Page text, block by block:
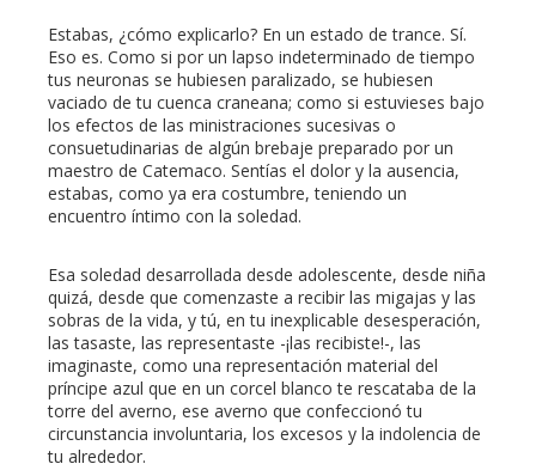
Estabas, ¿cómo explicarlo? En un estado de trance. Sí.
Eso es. Como si por un lapso indeterminado de tiempo
tus neuronas se hubiesen paralizado, se hubiesen
vaciado de tu cuenca craneana; como si estuvieses bajo
los efectos de las ministraciones sucesivas o
consuetudinarias de algún brebaje preparado por un
maestro de Catemaco. Sentías el dolor y la ausencia,
estabas, como ya era costumbre, teniendo un
encuentro íntimo con la soledad.
Esa soledad desarrollada desde adolescente, desde niña
quizá, desde que comenzaste a recibir las migajas y las
sobras de la vida, y tú, en tu inexplicable desesperación,
las tasaste, las representaste -¡las recibiste!-, las
imaginaste, como una representación material del
príncipe azul que en un corcel blanco te rescataba de la
torre del averno, ese averno que confeccionó tu
circunstancia involuntaria, los excesos y la indolencia de
tu alrededor.